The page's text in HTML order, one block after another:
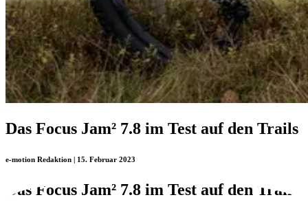
Das Focus Jam² 7.8 im Test auf den Trails
e-motion Redaktion | 15. Februar 2023
Das Focus Jam² 7.8 im Test auf den Trails